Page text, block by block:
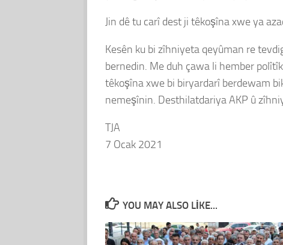
Jin dê tu carî dest ji têkoşîna xwe ya
Kesên ku bi zîhniyeta qeyûman re
bernedin. Me duh çawa li hember
têkoşîna xwe bi biryardarî berdewam
nemeşînin. Desthilatdariya AKP û
TJA
7 Ocak 2021
YOU MAY ALSO LIKE...